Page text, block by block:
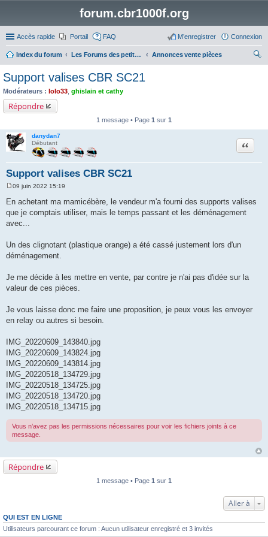
forum.cbr1000f.org
Accès rapide Portail FAQ Connexion
M’enregistrer
Index du forum Les Forums des petites annonces
Annonces vente pièces
Support valises CBR SC21
Modérateurs : lolo33 ghislain et cathy
Répondre
1 message • Page 1 sur 1
danydan7
Débutant
Support valises CBR SC21
Citation
s
s
g
09 juin 2022 15:19
En achetant ma mamicébère, le vendeur m'a fourni des supports valises
que je comptais utiliser, mais le temps passant et les déménagement
avec...
Un des clignotant (plastique orange) a été cassé justement lors d'un
déménagement.
Je me décide à les mettre en vente, par contre je n'ai pas d'idée sur la
valeur de ces pièces.
Je vous laisse donc me faire une proposition, je peux vous les envoyer
en relay ou autres si besoin.
IMG_20220609_143840.jpg
IMG_20220609_143824.jpg
IMG_20220609_143814.jpg
IMG_20220518_134729.jpg
IMG_20220518_134725.jpg
IMG_20220518_134720.jpg
IMG_20220518_134715.jpg
Vous n’avez pas les permissions nécessaires pour voir les fichiers joints à ce
message.
Répondre
1 message • Page 1 sur 1
Aller à
QUI EST EN LIGNE
Utilisateurs parcourant ce forum : Aucun utilisateur enregistré et 3 invités